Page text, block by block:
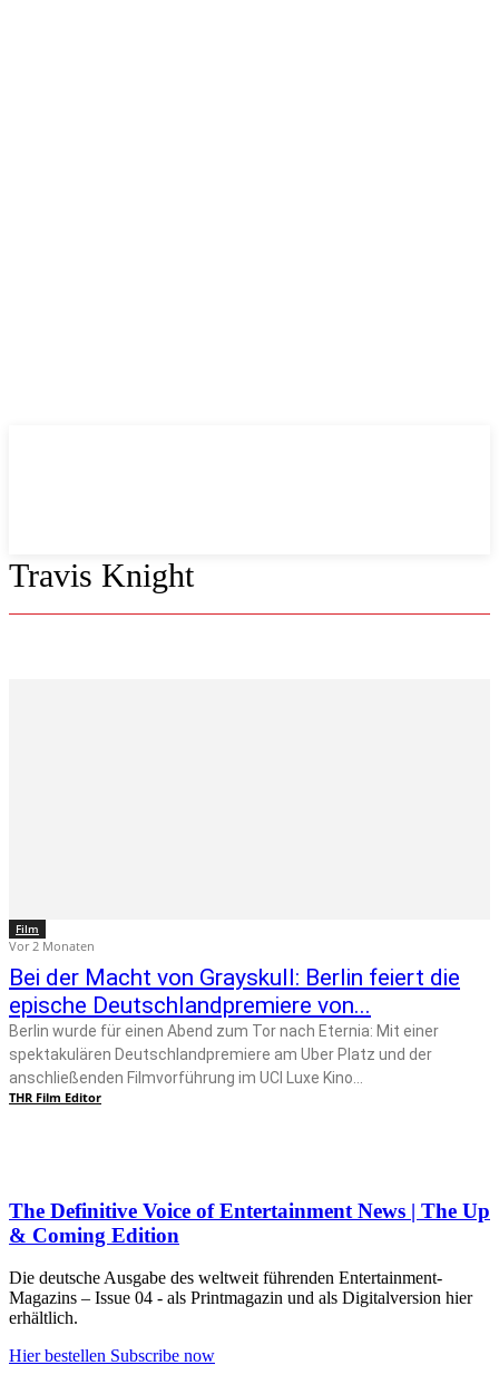
Travis Knight
Film
Vor 2 Monaten
Bei der Macht von Grayskull: Berlin feiert die
epische Deutschlandpremiere von...
Berlin wurde für einen Abend zum Tor nach Eternia: Mit einer
spektakulären Deutschlandpremiere am Uber Platz und der
anschließenden Filmvorführung im UCI Luxe Kino...
THR Film Editor
The Definitive Voice of Entertainment News | The Up
& Coming Edition
Die deutsche Ausgabe des weltweit führenden Entertainment-
Magazins – Issue 04 - als Printmagazin und als Digitalversion hier
erhältlich.
Hier bestellen Subscribe now